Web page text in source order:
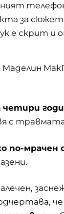
телефон
за
е скрит и
четири
с
по-мрачен
че